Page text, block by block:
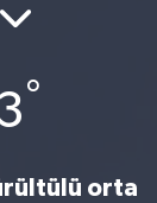
°
orta